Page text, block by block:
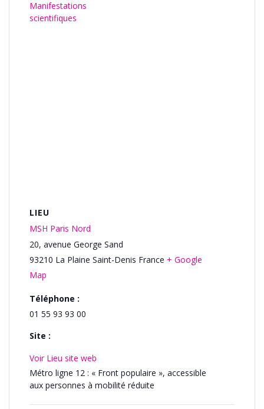
Manifestations
scientifiques
LIEU
MSH Paris Nord
20, avenue George Sand
93210 La Plaine Saint-Denis France + Google
Map
Téléphone :
01 55 93 93 00
Site :
Voir Lieu site web
Métro ligne 12 : « Front populaire », accessible
aux personnes à mobilité réduite